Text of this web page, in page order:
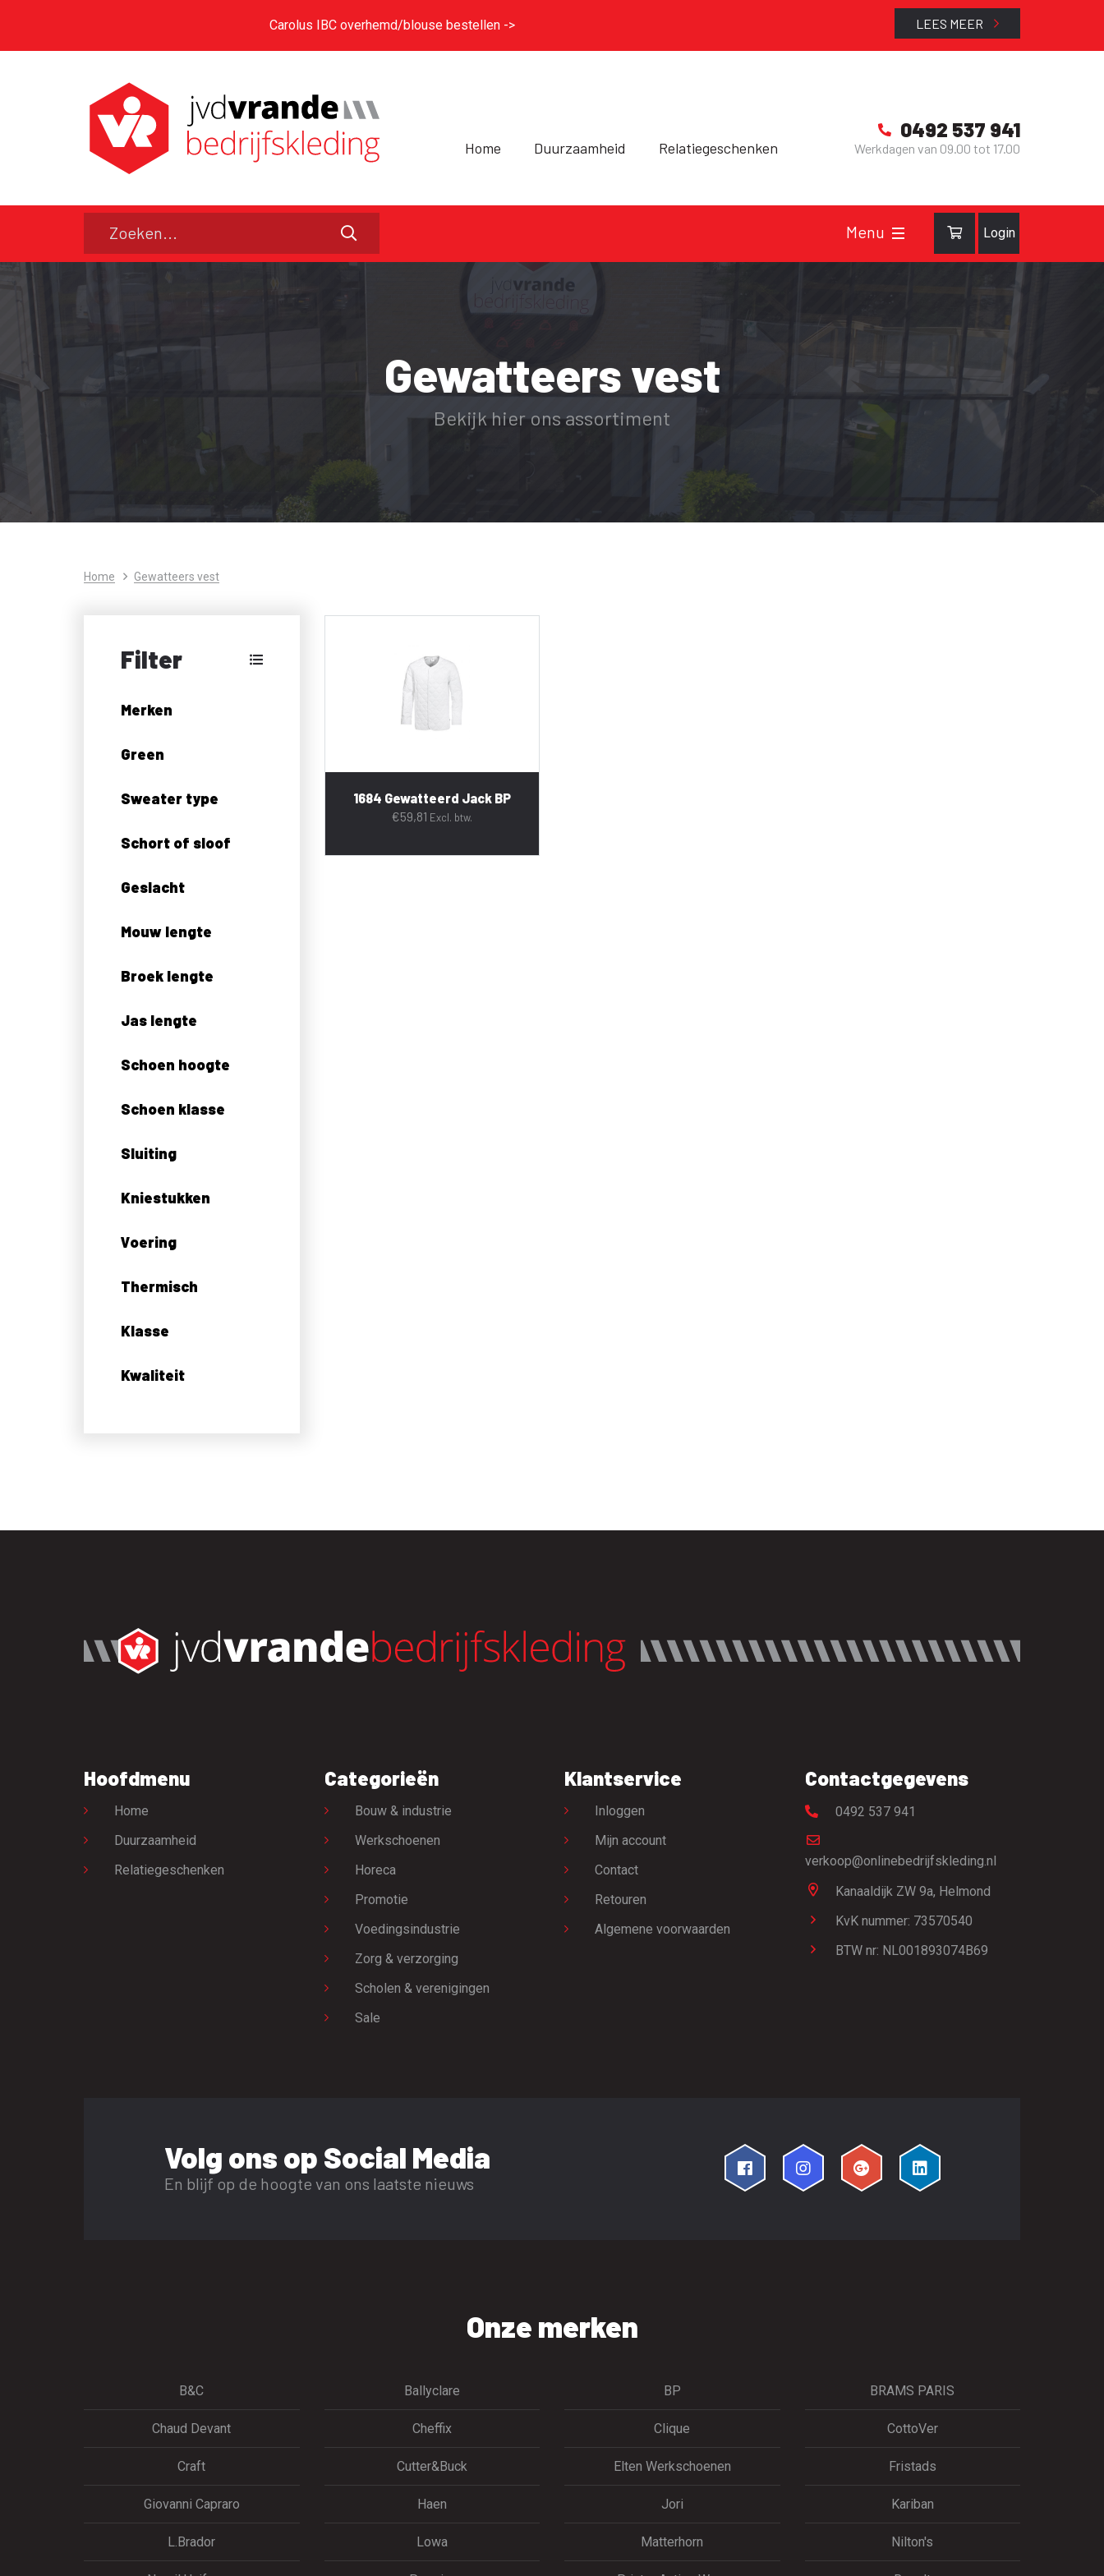
Carolus IBC overhemd/blouse bestellen -> LEES MEER
0492 537 941
Werkdagen van 09.00 tot 17.00
Home Duurzaamheid Relatiegeschenken
Login
Gewatteers vest
Bekijk hier ons assortiment
Home Gewatteers vest
Filter
Merken
Green
Sweater type
Schort of sloof
Geslacht
Mouw lengte
Broek lengte
Jas lengte
Schoen hoogte
Schoen klasse
Sluiting
Kniestukken
Voering
Thermisch
Klasse
Kwaliteit
1684 Gewatteerd Jack BP
€59,81 Excl. btw.
Hoofdmenu
Home
Duurzaamheid
Relatiegeschenken
Categorieën
Bouw & industrie
Werkschoenen
Horeca
Promotie
Voedingsindustrie
Zorg & verzorging
Scholen & verenigingen
Sale
Klantservice
Inloggen
Mijn account
Contact
Retouren
Algemene voorwaarden
Contactgegevens
0492 537 941
verkoop@onlinebedrijfskleding.nl
Kanaaldijk ZW 9a, Helmond
KvK nummer: 73570540
BTW nr: NL001893074B69
Volg ons op Social Media
En blijf op de hoogte van ons laatste nieuws
Onze merken
B&C Ballyclare BP BRAMS PARIS
Chaud Devant Cheffix Clique CottoVer
Craft Cutter&Buck Elten Werkschoenen Fristads
Giovanni Capraro Haen Jori Kariban
L.Brador Lowa Matterhorn Nilton's